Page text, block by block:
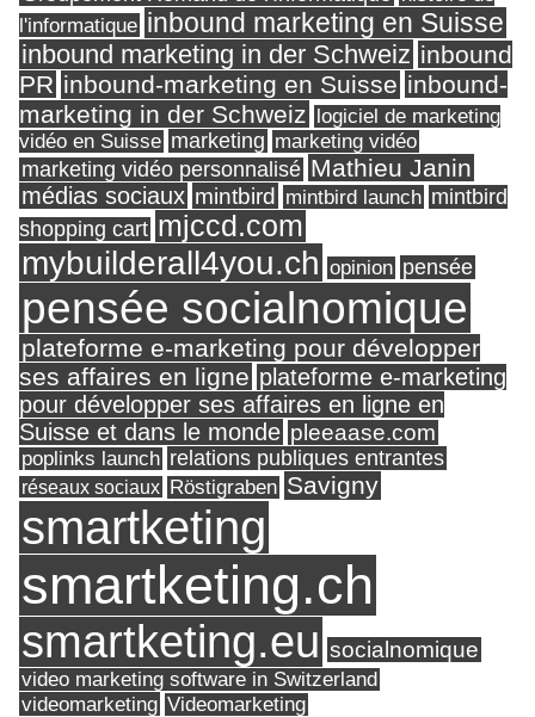
l'informatique inbound marketing en Suisse
inbound marketing in der Schweiz inbound
PR inbound-marketing en Suisse inbound-
marketing in der Schweiz logiciel de marketing
vidéo en Suisse marketing marketing vidéo
marketing vidéo personnalisé Mathieu Janin
médias sociaux mintbird mintbird launch mintbird
shopping cart mjccd.com
mybuilderall4you.ch opinion pensée
pensée socialnomique
plateforme e-marketing pour développer
ses affaires en ligne plateforme e-marketing
pour développer ses affaires en ligne en
Suisse et dans le monde pleeaase.com
poplinks launch relations publiques entrantes
réseaux sociaux Röstigraben Savigny
smartketing
smartketing.ch
smartketing.eu socialnomique
video marketing software in Switzerland
videomarketing Videomarketing